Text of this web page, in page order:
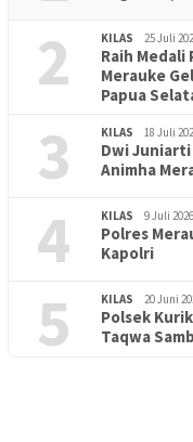
2 KILAS 25 Juli
Raih Medali
Merauke
Papua
3 KILAS 18 Juli
Dwi
Animha
4 KILAS 9 Juli 2026
Polres
Kapolri
5 KILAS 20 Juni
Polsek
Taqwa
PENDIDIKAN 18 Juni 2026
Lepas Puluhan